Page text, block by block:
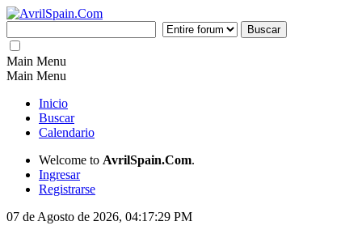
Main Menu
Main Menu
Inicio
Buscar
Calendario
Welcome to AvrilSpain.Com.
Ingresar
Registrarse
07 de Agosto de 2026, 04:17:29 PM